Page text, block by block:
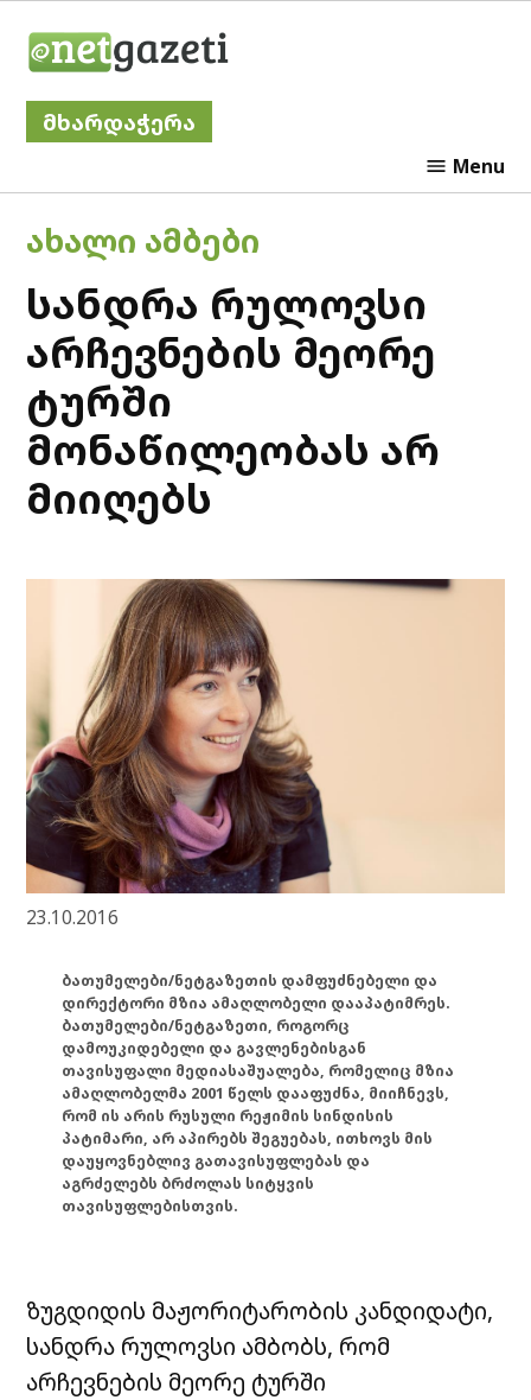
მხარდაჭერა
Menu
POSTED
IN
ᲐᲮᲐᲚᲘ ᲐᲛᲑᲔᲑᲘ
სანდრა რულოვსი
არჩევნების მეორე
ტურში
მონაწილეობას არ
მიიღებს
23.10.2016
ბათუმელები/ნეტგაზეთის დამფუძნებელი და
დირექტორი მზია ამაღლობელი დააპატიმრეს.
ბათუმელები/ნეტგაზეთი, როგორც
დამოუკიდებელი და გავლენებისგან
თავისუფალი მედიასაშუალება, რომელიც მზია
ამაღლობელმა 2001 წელს დააფუძნა, მიიჩნევს,
რომ ის არის რუსული რეჟიმის სინდისის
პატიმარი, არ აპირებს შეგუებას, ითხოვს მის
დაუყოვნებლივ გათავისუფლებას და
აგრძელებს ბრძოლას სიტყვის
თავისუფლებისთვის.
ზუგდიდის მაჟორიტარობის კანდიდატი,
სანდრა რულოვსი ამბობს, რომ
არჩევნების მეორე ტურში